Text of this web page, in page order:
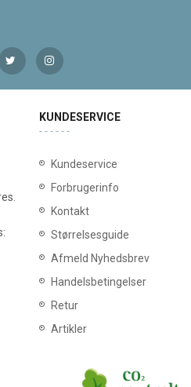
KUNDESERVICE
Kundeservice
Forbrugerinfo
Kontakt
Størrelsesguide
Afmeld Nyhedsbrev
Handelsbetingelser
Retur
Artikler